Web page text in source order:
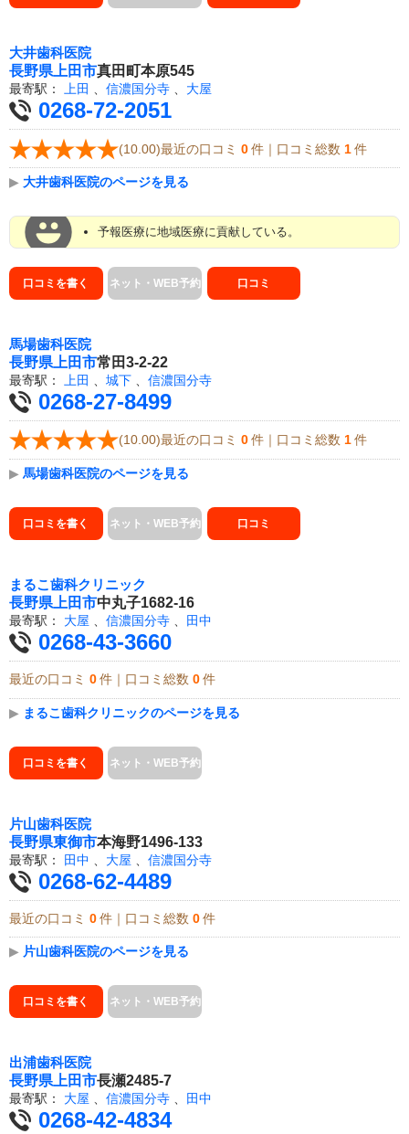
大井歯科医院
長野県 上田市真田町本原545
最寄駅： 上田 、 信濃国分寺 、 大屋
0268-72-2051
(10.00)最近の口コミ 0 件｜口コミ総数 1 件
▶ 大井歯科医院のページを見る
予報医療に地域医療に貢献している。
口コミを書く ネット・WEB予約 口コミ
馬場歯科医院
長野県 上田市常田3-2-22
最寄駅： 上田 城下 信濃国分寺
0268-27-8499
(10.00)最近の口コミ 0 件｜口コミ総数 1 件
▶ 馬場歯科医院のページを見る
口コミを書く ネット・WEB予約 口コミ
まるこ歯科クリニック
長野県 上田市中丸子1682-16
最寄駅： 大屋 信濃国分寺 田中
0268-43-3660
最近の口コミ 0 件｜口コミ総数 0 件
▶ まるこ歯科クリニックのページを見る
口コミを書く ネット・WEB予約
片山歯科医院
長野県東御市本海野1496-133
最寄駅： 田中 大屋 信濃国分寺
0268-62-4489
最近の口コミ 0 件｜口コミ総数 0 件
▶ 片山歯科医院のページを見る
口コミを書く ネット・WEB予約
出浦歯科医院
長野県上田市長瀬2485-7
最寄駅： 大屋 、 信濃国分寺 、 田中
0268-42-4834